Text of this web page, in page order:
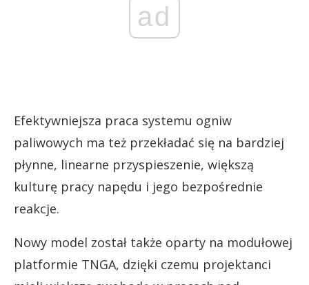
ad
Efektywniejsza praca systemu ogniw
paliwowych ma też przekładać się na bardziej
płynne, linearne przyspieszenie, większą
kulturę pracy napędu i jego bezpośrednie
reakcje.
Nowy model został także oparty na modułowej
platformie TNGA, dzięki czemu projektanci